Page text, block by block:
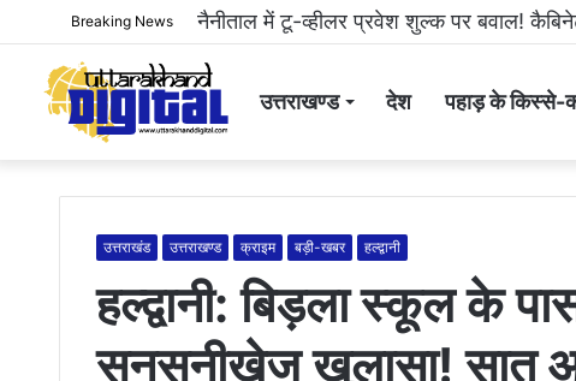
Breaking News हल्द्वानी: महिला से अभद्रता करने और सोशल
उत्तराखण्ड देश पहाड़ के किस्से-
उत्तराखंड उत्तराखण्ड क्राइम बड़ी-खबर हल्द्वानी
हल्द्वानी: बिड़ला स्कूल के
सनसनीखेज खुलासा! सात